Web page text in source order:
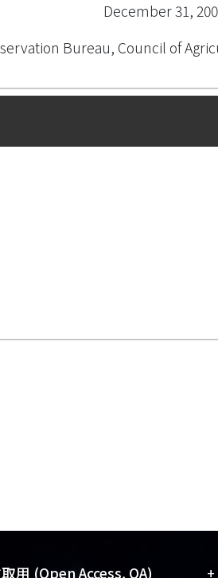
December 31,
Bureau, Council of
用 (Open Access, OA) +